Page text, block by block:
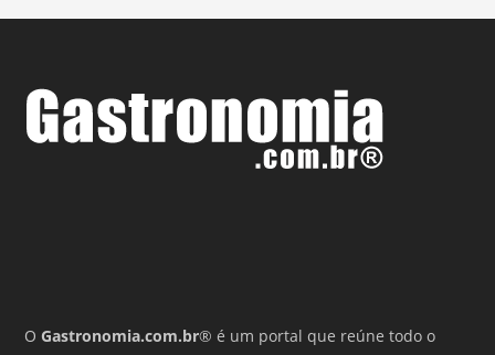
OGastronomia.com.br® é um portal que reúne todo o